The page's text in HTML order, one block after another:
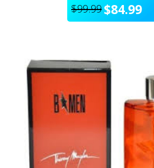
$99.99
Le
initial
était :
$99.99.
$84.99
Le
actuel
est :
$84.99.